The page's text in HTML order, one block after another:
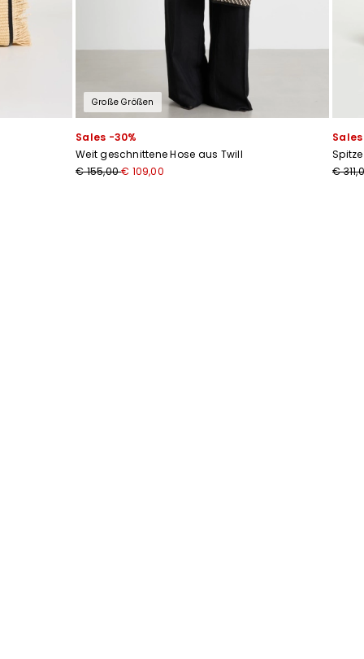
Große Größen
Sales -30%
Weit geschnittene Hose aus Twill
€ 155,00€ 109,00
€